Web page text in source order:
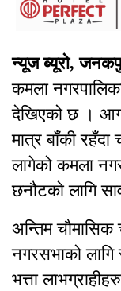
न्यूज ब्यूरो,
कमला
देखिएको छ ।
मात्र बाँकी रहँदा
लागेको कमला
छनौटको लागि
अन्तिम चौमासिक
नगरसभाको
भत्ता